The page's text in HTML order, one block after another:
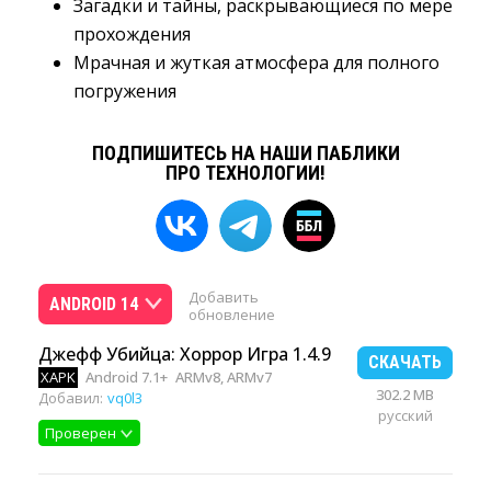
Загадки и тайны, раскрывающиеся по мере
прохождения
Мрачная и жуткая атмосфера для полного
погружения
ПОДПИШИТЕСЬ НА НАШИ ПАБЛИКИ
ПРО ТЕХНОЛОГИИ!
ANDROID 14
Добавить
обновление
Джефф Убийца: Хоррор Игра 1.4.9
XAPK Android 7.1+ ARMv8, ARMv7
Добавил: vq0l3
Проверен
СКАЧАТЬ
302.2 MB
русский